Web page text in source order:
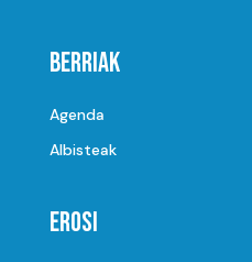
Berriak
Agenda
Albisteak
Erosi